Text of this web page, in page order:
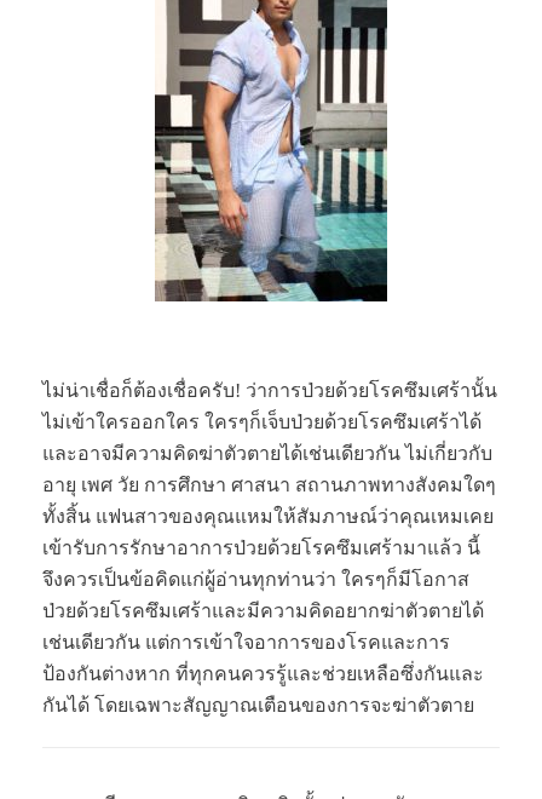
ไม่น่าเชื่อก็ต้องเชื่อครับ! ว่าการป่วยด้วยโรคซึมเศร้านั้น
ไม่เข้าใครออกใคร ใครๆก็เจ็บป่วยด้วยโรคซึมเศร้าได้
และอาจมีความคิดฆ่าตัวตายได้เช่นเดียวกัน ไม่เกี่ยวกับ
อายุ เพศ วัย การศึกษา ศาสนา สถานภาพทางสังคมใดๆ
ทั้งสิ้น แฟนสาวของคุณแหมให้สัมภาษณ์ว่าคุณเหมเคย
เข้ารับการรักษาอาการป่วยด้วยโรคซึมเศร้ามาแล้ว นี้
จึงควรเป็นข้อคิดแก่ผู้อ่านทุกท่านว่า ใครๆก็มีโอกาส
ป่วยด้วยโรคซึมเศร้าและมีความคิดอยากฆ่าตัวตายได้
เช่นเดียวกัน แต่การเข้าใจอาการของโรคและการ
ป้องกันต่างหาก ที่ทุกคนควรรู้และช่วยเหลือซึ่งกันและ
กันได้ โดยเฉพาะสัญญาณเตือนของการจะฆ่าตัวตาย